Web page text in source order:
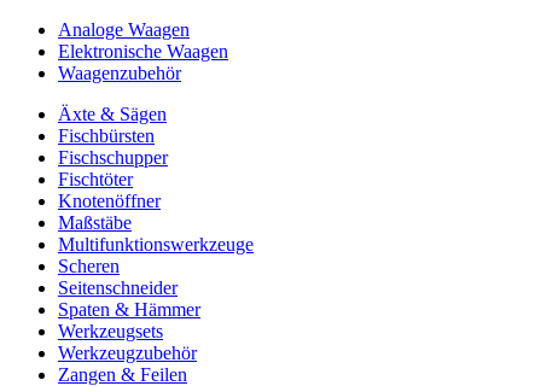
Analoge Waagen
Elektronische Waagen
Waagenzubehör
Äxte & Sägen
Fischbürsten
Fischschupper
Fischtöter
Knotenöffner
Maßstäbe
Multifunktionswerkzeuge
Scheren
Seitenschneider
Spaten & Hämmer
Werkzeugsets
Werkzeugzubehör
Zangen & Feilen